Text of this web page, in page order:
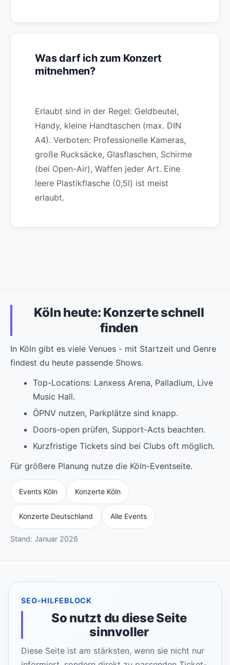
Was darf ich zum Konzert
mitnehmen?
Erlaubt sind in der Regel: Geldbeutel,
Handy, kleine Handtaschen (max. DIN
A4). Verboten: Professionelle Kameras,
große Rucksäcke, Glasflaschen, Schirme
(bei Open-Air), Waffen jeder Art. Eine
leere Plastikflasche (0,5l) ist meist
erlaubt.
Köln heute: Konzerte schnell
finden
In Köln gibt es viele Venues - mit Startzeit und Genre
findest du heute passende Shows.
Top-Locations: Lanxess Arena, Palladium, Live
Music Hall.
ÖPNV nutzen, Parkplätze sind knapp.
Doors-open prüfen, Support-Acts beachten.
Kurzfristige Tickets sind bei Clubs oft möglich.
Für größere Planung nutze die Köln-Eventseite.
Events Köln Konzerte Köln
Konzerte Deutschland Alle Events
Stand: Januar 2026
SEO-HILFEBLOCK
So nutzt du diese Seite
sinnvoller
Diese Seite ist am stärksten, wenn sie nicht nur